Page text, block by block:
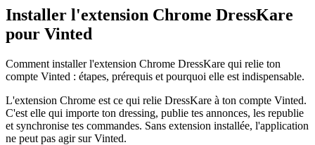
Installer l'extension Chrome DressKare
pour Vinted
Comment installer l'extension Chrome DressKare qui relie ton
compte Vinted : étapes, prérequis et pourquoi elle est indispensable.
L'extension Chrome est ce qui relie DressKare à ton compte Vinted.
C'est elle qui importe ton dressing, publie tes annonces, les republie
et synchronise tes commandes. Sans extension installée, l'application
ne peut pas agir sur Vinted.